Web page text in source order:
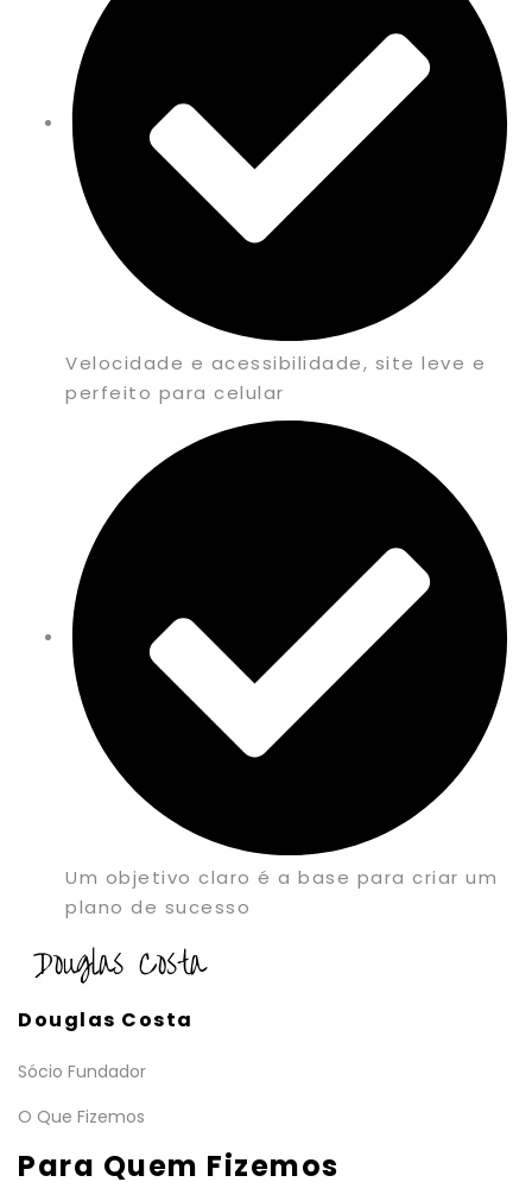
Velocidade e acessibilidade, site leve e
perfeito para celular
Um objetivo claro é a base para criar um
plano de sucesso
Douglas Costa
Sócio Fundador
O Que Fizemos
Para Quem Fizemos